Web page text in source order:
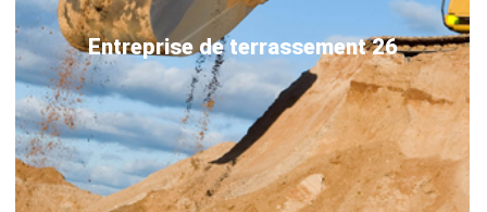
Entreprise de terrassement 26